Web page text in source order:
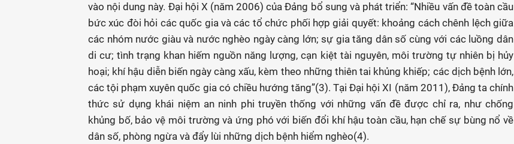
vào nội dung này. Đại hội X (năm 2006) của Đảng bổ sung và phát triển: “Nhiều vấn đề toàn cầu
bức xúc đòi hỏi các quốc gia và các tổ chức phối hợp giải quyết: khoảng cách chênh lệch giữa
các nhóm nước giàu và nước nghèo ngày càng lớn; sự gia tăng dân số cùng với các luồng dân
di cư; tình trạng khan hiếm nguồn năng lượng, cạn kiệt tài nguyên, môi trường tự nhiên bị hủy
hoại; khí hậu diễn biến ngày càng xấu, kèm theo những thiên tai khủng khiếp; các dịch bệnh lớn,
các tội phạm xuyên quốc gia có chiều hướng tăng”(3). Tại Đại hội XI (năm 2011), Đảng ta chính
thức sử dụng khái niệm an ninh phi truyền thống với những vấn đề được chỉ ra, như chống
khủng bố, bảo vệ môi trường và ứng phó với biến đổi khí hậu toàn cầu, hạn chế sự bùng nổ về
dân số, phòng ngừa và đẩy lùi những dịch bệnh hiểm nghèo(4).